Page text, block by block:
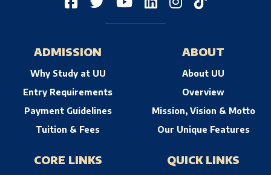
ADMISSION
Why Study at UU
Entry Requirements
Payment Guidelines
Tuition & Fees
ABOUT
About UU
Overview
Mission, Vision & Motto
Our Unique Features
CORE LINKS QUICK LINKS